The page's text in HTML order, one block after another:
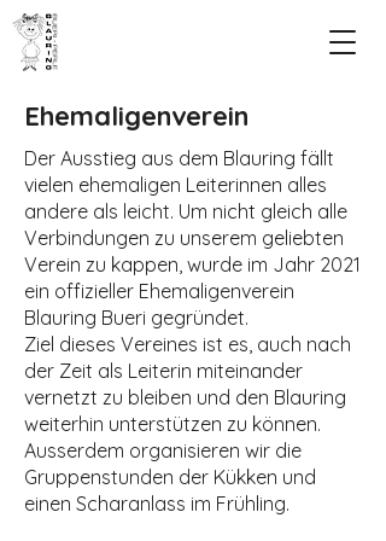
Ehemaligenverein
Der Ausstieg aus dem Blauring fällt
vielen ehemaligen Leiterinnen alles
andere als leicht. Um nicht gleich alle
Verbindungen zu unserem geliebten
Verein zu kappen, wurde im Jahr 2021
ein offizieller Ehemaligenverein
Blauring Bueri gegründet.
Ziel dieses Vereines ist es, auch nach
der Zeit als Leiterin miteinander
vernetzt zu bleiben und den Blauring
weiterhin unterstützen zu können.
Ausserdem organisieren wir die
Gruppenstunden der Kükken und
einen Scharanlass im Frühling.